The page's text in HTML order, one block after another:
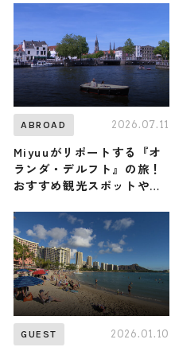
紹介 2025年8月23日放送
ABROAD 2026.07.11
Miyuuがリポートする『オ
ランダ・デルフト』の旅！
おすすめ観光スポットやグ
放送
GUEST 2026.01.10